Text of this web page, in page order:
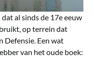
al sinds de 17e eeuw
op terrein dat
Defensie. Een wat
van het oude boek: